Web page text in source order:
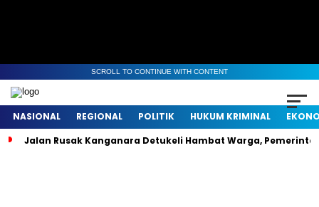
SCROLL TO CONTINUE WITH CONTENT
NASIONAL REGIONAL POLITIK HUKUM KRIMINAL
Jalan Rusak Kanganara Detukeli Hambat Warga,